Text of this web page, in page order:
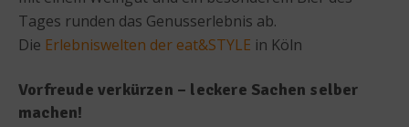
Tages runden das Genusserlebnis ab.
Die Erlebniswelten der eat&STYLE in Köln
Vorfreude verkürzen – leckere Sachen selber
machen!